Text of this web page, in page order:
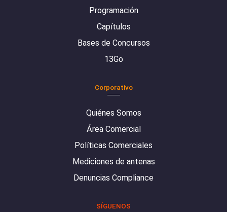
Programación
Capítulos
Bases de Concursos
13Go
Corporativo
Quiénes Somos
Área Comercial
Políticas Comerciales
Mediciones de antenas
Denuncias Compliance
SÍGUENOS